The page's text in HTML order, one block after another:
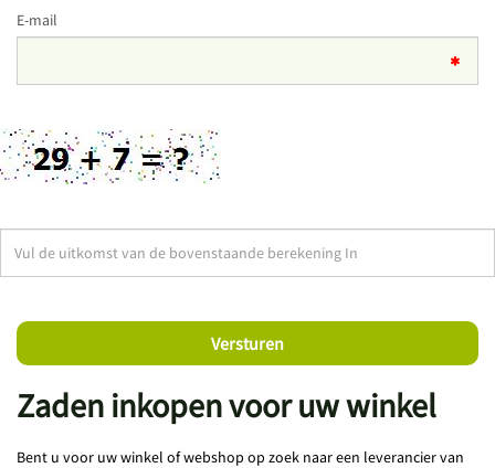
E-mail
Zaden inkopen voor uw winkel
Bent u voor uw winkel of webshop op zoek naar een leverancier van